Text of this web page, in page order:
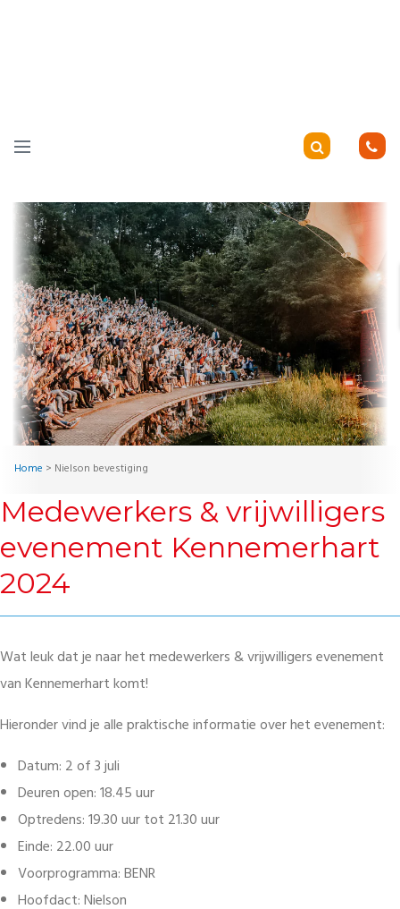
Home > Nielson bevestiging
Medewerkers & vrijwilligers
evenement Kennemerhart
2024
Wat leuk dat je naar het medewerkers & vrijwilligers evenement
van Kennemerhart komt!
Hieronder vind je alle praktische informatie over het evenement:
Datum: 2 of 3 juli
Deuren open: 18.45 uur
Optredens: 19.30 uur tot 21.30 uur
Einde: 22.00 uur
Voorprogramma: BENR
Hoofdact: Nielson